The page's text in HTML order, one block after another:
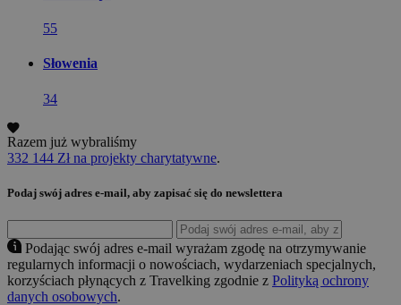
55
Słowenia
34
Razem już wybraliśmy
332 144 Zł na projekty charytatywne.
Podaj swój adres e-mail, aby zapisać się do newslettera
Podając swój adres e-mail wyrażam zgodę na otrzymywanie
regularnych informacji o nowościach, wydarzeniach specjalnych,
korzyściach płynących z Travelking zgodnie z Polityką ochrony
danych osobowych.